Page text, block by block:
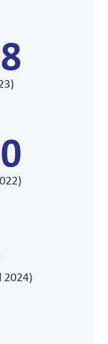
2024)